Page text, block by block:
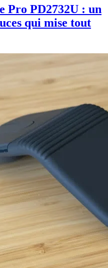
Pro PD2732U : un
qui mise tout